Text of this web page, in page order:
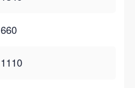
660
1110